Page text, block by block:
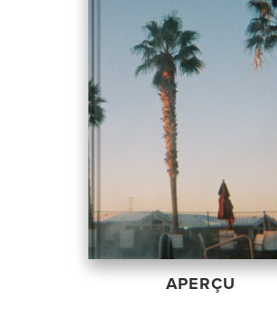
APERÇU